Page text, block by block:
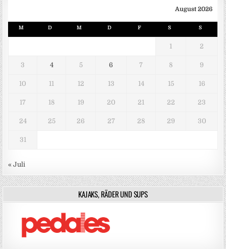
August 2026
M D M D F S S
1 2
3 4 5 6 7 8 9
10 11 12 13 14 15 16
17 18 19 20 21 22 23
24 25 26 27 28 29 30
31
« Juli
KAJAKS, RÄDER UND SUPS